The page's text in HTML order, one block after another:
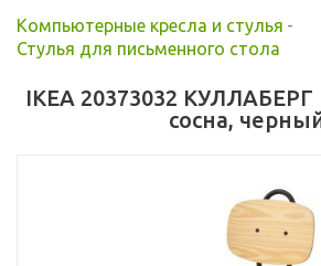
Компьютерные кресла и стулья -
Стулья для письменного стола
IKEA 20373032 КУЛЛАБЕРГ
сосна,